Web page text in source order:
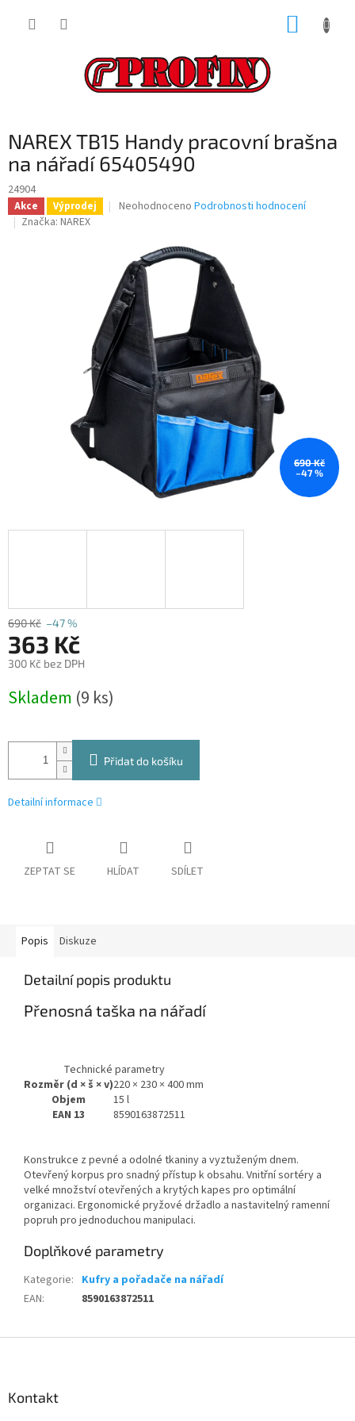
NAREX TB15 Handy pracovní brašna
na nářadí 65405490
24904
Akce Výprodej
Průměrné
0,0
z
5
hvězdiček.
Neohodnoceno Podrobnosti hodnocení
Značka: NAREX
690 Kč
–47 %
690 Kč –47 %
363 Kč
300 Kč bez DPH
cena:
Skladem (9 ks)
Přidat do košíku
Detailní informace
ZEPTAT SE HLÍDAT SDÍLET
Popis Diskuze
Detailní popis produktu
Přenosná taška na nářadí
Technické parametry
Rozměr (d × š × v)220 × 230 × 400 mm
Objem
15 l
EAN 13
8590163872511
Konstrukce z pevné a odolné tkaniny a vyztuženým dnem.
Otevřený korpus pro snadný přístup k obsahu. Vnitřní sortéry a
velké množství otevřených a krytých kapes pro optimální
organizaci. Ergonomické pryžové držadlo a nastavitelný ramenní
popruh pro jednoduchou manipulaci.
Doplňkové parametry
Kategorie: Kufry a pořadače na nářadí
EAN: 8590163872511
Kontakt